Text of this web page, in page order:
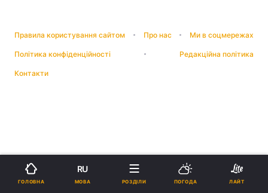
Правила користування сайтом Про нас Ми в соцмережах
Політика конфіденційності Редакційна політика
Контакти
ГОЛОВНА
RU
МОВА РОЗДІЛИ ПОГОДА ЛАЙТ